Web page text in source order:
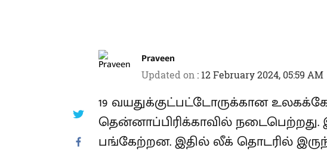
Praveen
Updated on : 12 February 2024, 05:59 AM
19 வயதுக்குட்பட்டோருக்கான
தென்னாப்பிரிக்காவில்
பங்கேற்றன. இதில் லீக் தொடரில்